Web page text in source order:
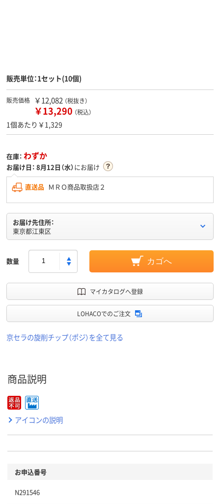
販売単位：1セット(10個)
販売価格 ￥12,082 （税抜き）
￥13,290 （税込）
1個あたり￥1,329
在庫： わずか
お届け日： 8月12日（水）にお届け
直送品 ＭＲＯ商品取扱店２
お届け先住所：
東京都江東区
数量 カゴへ
マイカタログへ登録
LOHACOでのご注文
京セラの旋削チップ（ポジ）を全て見る
商品説明
アイコンの説明
お申込番号
N291546